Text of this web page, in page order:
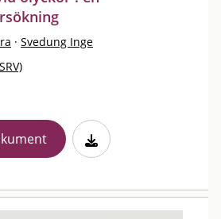
· Svedung Inge